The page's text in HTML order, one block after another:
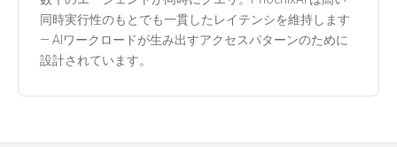
同時実行性のもとでも一貫したレイテンシを維持します
— AIワークロードが生み出すアクセスパターンのために
設計されています。